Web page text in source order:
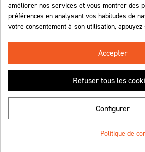
Informations
Retrouvez-
améliorer nos services et vous montrer des
préférences en analysant vos habitudes de
votre consentement à son utilisation,
Accepter
Refuser tous les
Configurer
Politique de